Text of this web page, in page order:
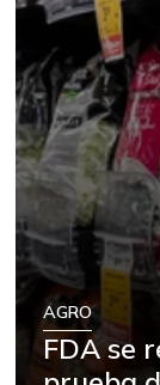
AGRO
FDA se